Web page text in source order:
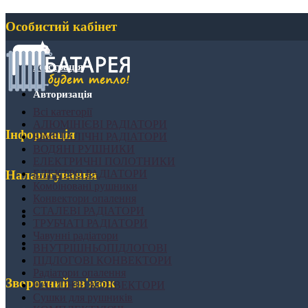
Особистий кабінет
Реєстрація
Авторизація
Інформація
Налаштування
Зворотний зв'язок
БІМЕТАЛІЧНІ РАДІАТОРИ
ЕЛЕКТРО РАДІАТОРИ
Комбіновані рушники
НАСТІННІ КОНВЕКТОРИ